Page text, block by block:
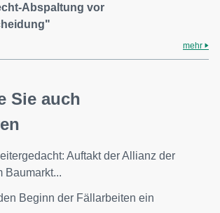
Abspaltung vor
mehr
Sie auch
Auftakt der Allianz der
Baumarkt...
Beginn der Fällarbeiten ein